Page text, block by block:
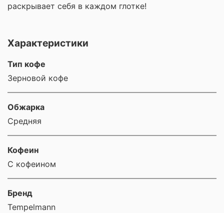
раскрывает себя в каждом глотке!
Характеристики
Тип кофе
Зерновой кофе
Обжарка
Средняя
Кофеин
С кофеином
Бренд
Tempelmann